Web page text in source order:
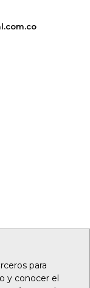
para
y conocer el